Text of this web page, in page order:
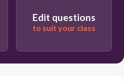
Edit questions
to suit your class